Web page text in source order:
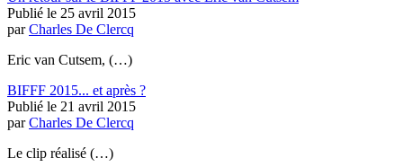
Publié le 25 avril 2015
parCharles De Clercq
Eric van Cutsem, (…)
BIFFF 2015... et après ?
Publié le 21 avril 2015
parCharles De Clercq
Le clip réalisé (…)